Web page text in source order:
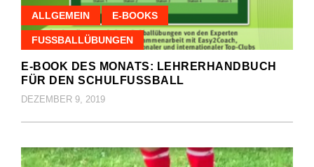
ALLGEMEIN E-BOOKS
FUSSBALLÜBUNGEN
E-BOOK DES MONATS: LEHRERHANDBUCH
FÜR DEN SCHULFUSSBALL
DEZEMBER 9, 2019